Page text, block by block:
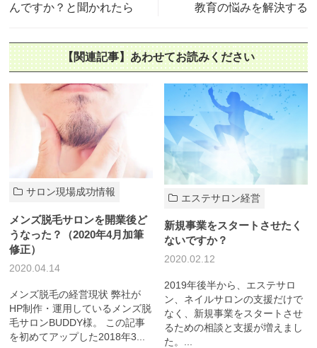
んですか？と聞かれたら
教育の悩みを解決する
【関連記事】あわせてお読みください
サロン現場成功情報
メンズ脱毛サロンを開業後ど
うなった？（2020年4月加筆
修正）
2020.04.14
メンズ脱毛の経営現状 弊社が
HP制作・運用しているメンズ脱
毛サロンBUDDY様。 この記事
を初めてアップした2018年3...
エステサロン経営
新規事業をスタートさせたく
ないですか？
2020.02.12
2019年後半から、エステサロ
ン、ネイルサロンの支援だけで
なく、新規事業をスタートさせ
るための相談と支援が増えまし
た。...